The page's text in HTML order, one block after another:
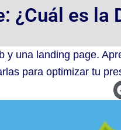
b
¿Cuál es la
y una landing page.
para optimizar tu